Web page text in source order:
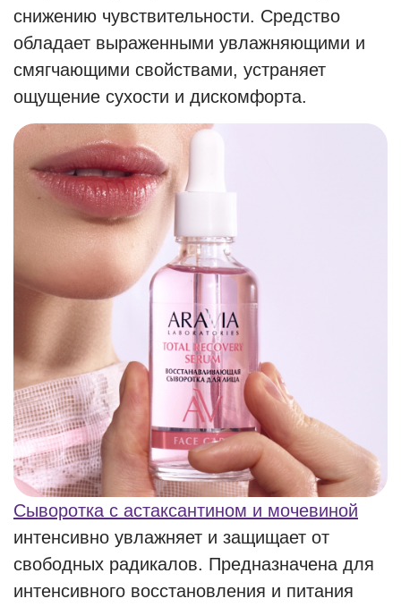
снижению чувствительности. Средство
обладает выраженными увлажняющими и
смягчающими свойствами, устраняет
ощущение сухости и дискомфорта.
Сыворотка с астаксантином и мочевиной
интенсивно увлажняет и защищает от
свободных радикалов. Предназначена для
интенсивного восстановления и питания